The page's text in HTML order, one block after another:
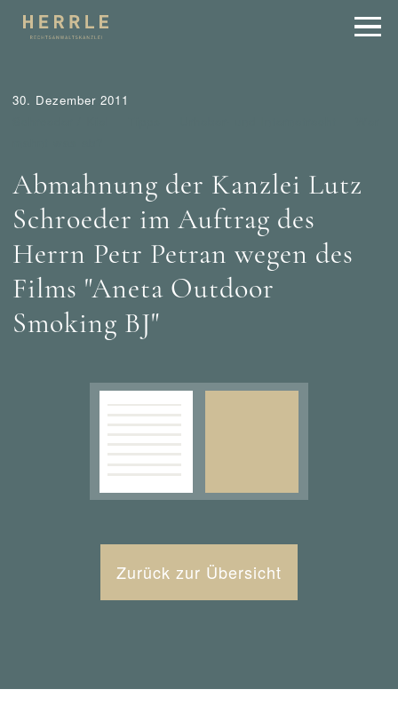
30. Dezember 2011
Abmahnung der Kanzlei Lutz
Schroeder im Auftrag des
Herrn Petr Petran wegen des
Films "Aneta Outdoor
Smoking BJ"
Zurück zur Übersicht